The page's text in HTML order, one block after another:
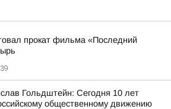
прокат фильма «Последний
Гольдштейн: Сегодня 10 лет
общественному движению